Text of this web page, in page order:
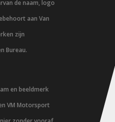
de naam, logo
aan Van
zijn
Bureau.
en beeldmerk
VM Motorsport